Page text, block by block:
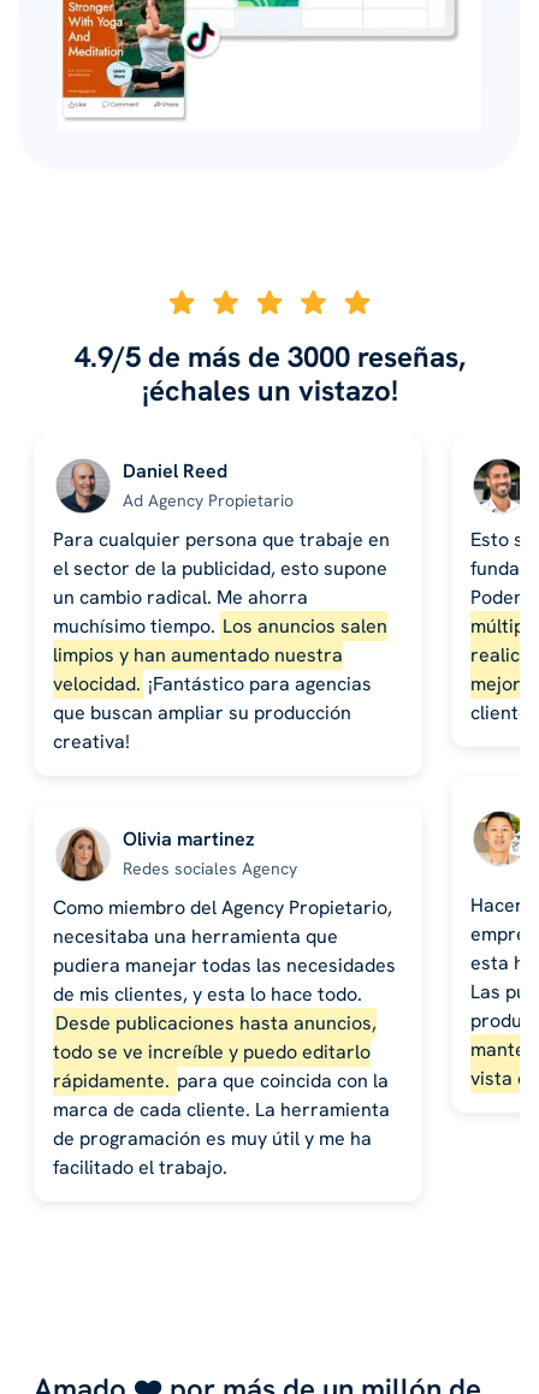
4.9/5 de más de 3000 reseñas,
¡échales un vistazo!
Daniel Reed
Ad Agency Propietario
Para cualquier persona que trabaje en
el sector de la publicidad, esto supone
un cambio radical. Me ahorra
muchísimo tiempo. Los anuncios salen
limpios y han aumentado nuestra
velocidad. ¡Fantástico para agencias
que buscan ampliar su producción
creativa!
Olivia martinez
Redes sociales Agency
Como miembro del Agency Propietario,
necesitaba una herramienta que
pudiera manejar todas las necesidades
de mis clientes, y esta lo hace todo.
Desde publicaciones hasta anuncios,
todo se ve increíble y puedo editarlo
rápidamente. para que coincida con la
marca de cada cliente. La herramienta
de programación es muy útil y me ha
facilitado el trabajo.
Esto
realice
Hacer
esta
Las
vista